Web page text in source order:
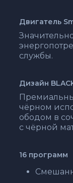
Двигатель
службы.
Дизайн
чёрном
ободом в
с чёрной
16 программ